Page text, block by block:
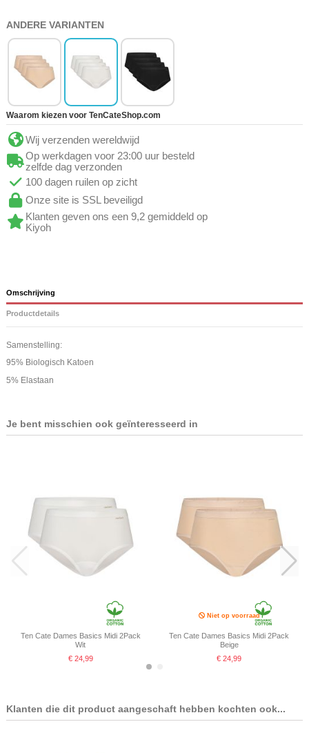
ANDERE VARIANTEN
Waarom kiezen voor TenCateShop.com
Wij verzenden wereldwijd
Op werkdagen voor 23:00 uur besteld
zelfde dag verzonden
100 dagen ruilen op zicht
Onze site is SSL beveiligd
Klanten geven ons een 9,2 gemiddeld op
Kiyoh
Omschrijving
Productdetails
Samenstelling:
95% Biologisch Katoen
5% Elastaan
Je bent misschien ook geïnteresseerd in
Ten Cate Dames Basics Midi 2Pack
Wit
€ 24,99
Niet op voorraad
Ten Cate Dames Basics Midi 2Pack
Beige
€ 24,99
Klanten die dit product aangeschaft hebben kochten ook...